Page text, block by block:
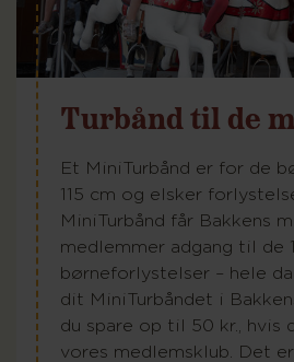
Turbånd til de
Et MiniTurbånd er for de
115 cm og elsker
MiniTurbånd får Bakkens
medlemmer adgang til de
børneforlystelser – hele
dit MiniTurbåndet i
du spare op til 50 kr., hvis
vores medlemsklub. Det